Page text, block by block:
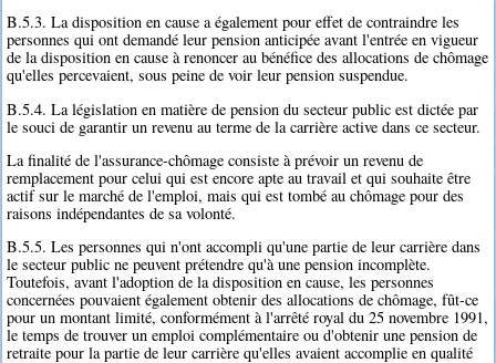
B.5.3. La disposition en cause a également pour effet de contraindre les
personnes qui ont demandé leur pension anticipée avant l'entrée en vigueur
de la disposition en cause à renoncer au bénéfice des allocations de chômage
qu'elles percevaient, sous peine de voir leur pension suspendue.
B.5.4. La législation en matière de pension du secteur public est dictée par
le souci de garantir un revenu au terme de la carrière active dans ce secteur.
La finalité de l'assurance-chômage consiste à prévoir un revenu de
remplacement pour celui qui est encore apte au travail et qui souhaite être
actif sur le marché de l'emploi, mais qui est tombé au chômage pour des
raisons indépendantes de sa volonté.
B.5.5. Les personnes qui n'ont accompli qu'une partie de leur carrière dans
le secteur public ne peuvent prétendre qu'à une pension incomplète.
Toutefois, avant l'adoption de la disposition en cause, les personnes
concernées pouvaient également obtenir des allocations de chômage, fût-ce
pour un montant limité, conformément à l'arrêté royal du 25 novembre 1991,
le temps de trouver un emploi complémentaire ou d'obtenir une pension de
retraite pour la partie de leur carrière qu'elles avaient accomplie en qualité